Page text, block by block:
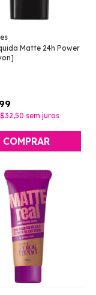
Matte 24h Power
sem juros
COMPRAR